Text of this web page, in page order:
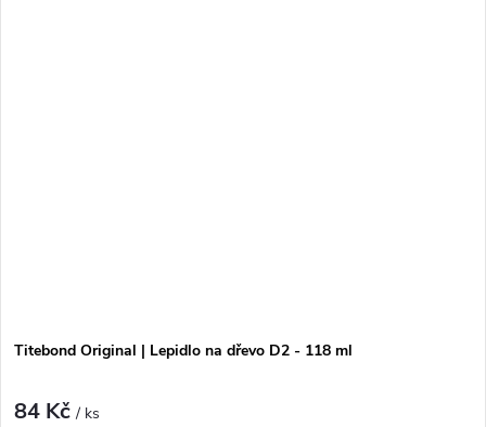
Titebond Original | Lepidlo na dřevo D2 - 118 ml
84 Kč/ ks